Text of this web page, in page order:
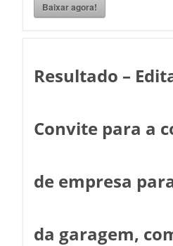
Baixar agora!
Resultado –
Convite para a
de empresa
da garagem,